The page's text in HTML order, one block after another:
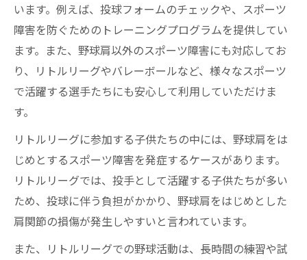
います。例えば、投球フォームのチェックや、スポーツ
障害を防ぐためのトレーニングプログラムを提供してい
ます。また、野球肩以外のスポーツ障害にも対応してお
り、リトルリーグやバレーボールなど、様々なスポーツ
で活躍する選手たちにも安心して利用していただけま
す。
リトルリーグに参加する子供たちの中には、野球肩をは
じめとするスポーツ障害を発症するケースがあります。
リトルリーグでは、投手として活躍する子供たちが多い
ため、投球に伴う負担がかかり、野球肩をはじめとした
肩関節の損傷が発生しやすいと言われています。
また、リトルリーグでの野球活動は、長時間の練習や試